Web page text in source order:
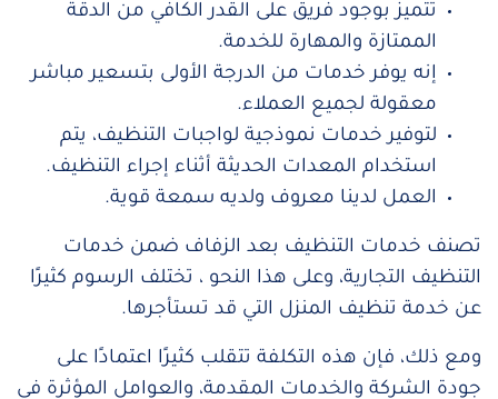
تتميز بوجود فريق على القدر الكافي من الدقة
الممتازة والمهارة للخدمة.
إنه يوفر خدمات من الدرجة الأولى بتسعير مباشر
معقولة لجميع العملاء.
لتوفير خدمات نموذجية لواجبات التنظيف، يتم
استخدام المعدات الحديثة أثناء إجراء التنظيف.
العمل لدينا معروف ولديه سمعة قوية.
تصنف خدمات التنظيف بعد الزفاف ضمن خدمات
التنظيف التجارية، وعلى هذا النحو ، تختلف الرسوم كثيرًا
عن خدمة تنظيف المنزل التي قد تستأجرها.
ومع ذلك، فإن هذه التكلفة تتقلب كثيرًا اعتمادًا على
جودة الشركة والخدمات المقدمة، والعوامل المؤثرة في